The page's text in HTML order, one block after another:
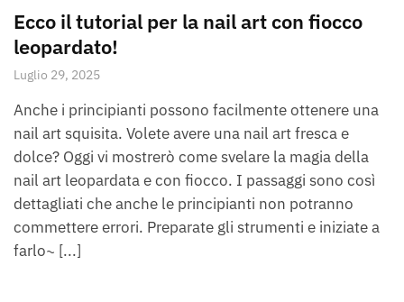
Ecco il tutorial per la nail art con fiocco
leopardato!
Luglio 29, 2025
Anche i principianti possono facilmente ottenere una
nail art squisita. Volete avere una nail art fresca e
dolce? Oggi vi mostrerò come svelare la magia della
nail art leopardata e con fiocco. I passaggi sono così
dettagliati che anche le principianti non potranno
commettere errori. Preparate gli strumenti e iniziate a
farlo~ [...]